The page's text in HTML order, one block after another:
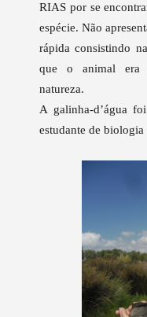
RIAS por se
espécie. Não
rápida consistindo
que o animal era
natureza.
A galinha-d’água
estudante de